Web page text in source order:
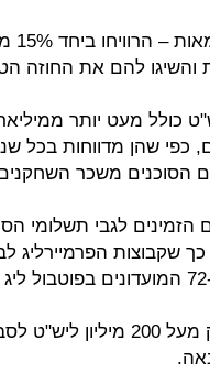
כך
והשיגו להם את החוזה
ליש"ט כולל מעט יותר